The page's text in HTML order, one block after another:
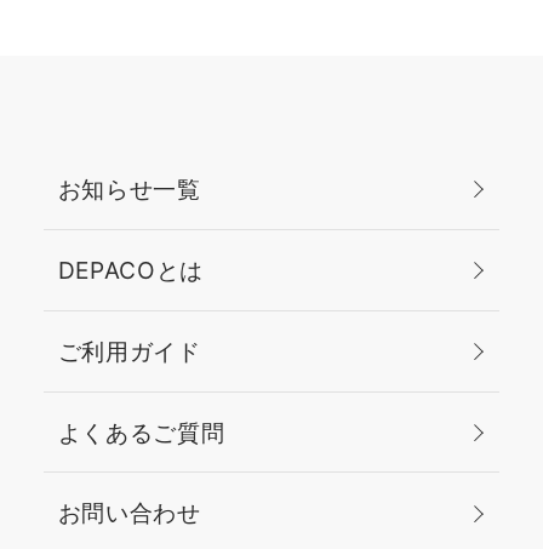
お知らせ一覧
DEPACOとは
ご利用ガイド
よくあるご質問
お問い合わせ